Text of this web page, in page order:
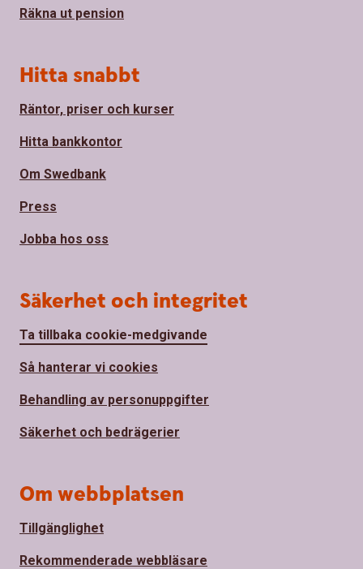
Räkna ut pension
Hitta snabbt
Räntor, priser och kurser
Hitta bankkontor
Om Swedbank
Press
Jobba hos oss
Säkerhet och integritet
Ta tillbaka cookie-medgivande
Så hanterar vi cookies
Behandling av personuppgifter
Säkerhet och bedrägerier
Om webbplatsen
Tillgänglighet
Rekommenderade webbläsare